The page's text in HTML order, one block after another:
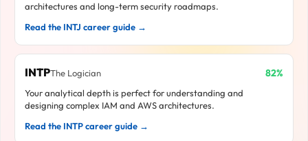
architectures and long-term security roadmaps.
Read the INTJ career guide →
INTPThe Logician 82%
Your analytical depth is perfect for understanding and
designing complex IAM and AWS architectures.
Read the INTP career guide →